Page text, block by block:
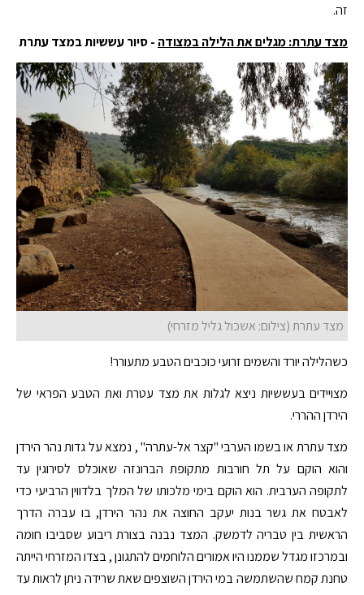
זה.
מצד עתרת: מגלים את הלילה במצודה - סיור עששיות במצד עתרת
מצד עתרת (צילום: אשכול גליל מזרחי)
כשהלילה יורד והשמים זרועי כוכבים הטבע מתעורר!
מצויידים בעששיות ניצא לגלות את מצד עטרת ואת הטבע הפראי של
הירדן ההררי.
מצד עתרת או בשמו הערבי "קצר אל-עתרה" , נמצא על גדות נהר הירדן
והוא הוקם על תל חורבות מתקופת הברונזה שאוכלס לסירוגין עד
לתקופה הערבית. הוא הוקם בימי מלכותו של המלך בלדווין הרביעי כדי
לאבטח את גשר בנות יעקב החוצה את נהר הירדן, בו עברה הדרך
הראשית בין טבריה לדמשק. המצד נבנה בצורת ריבוע שסביבו חומה
ובמרכזו מגדל שממנו היו אמורים הלוחמים להתגונן , בצדו המזרחי הייתה
טחנת קמח שהשתמשה במי הירדן השוצפים שאת שרידה ניתן לראות עד